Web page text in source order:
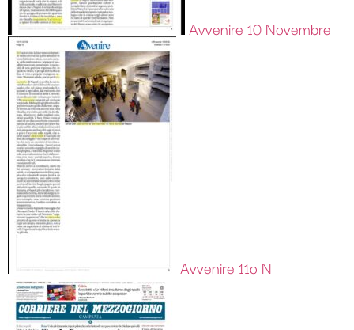
Avvenire 10 Novembre
Avvenire 11o N